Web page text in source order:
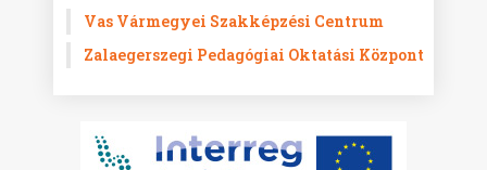
Vas Vármegyei Szakképzési Centrum
Zalaegerszegi Pedagógiai Oktatási Központ